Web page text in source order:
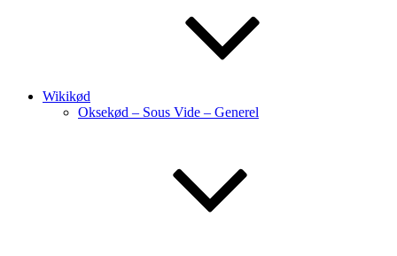
Wikikød
Oksekød – Sous Vide – Generel